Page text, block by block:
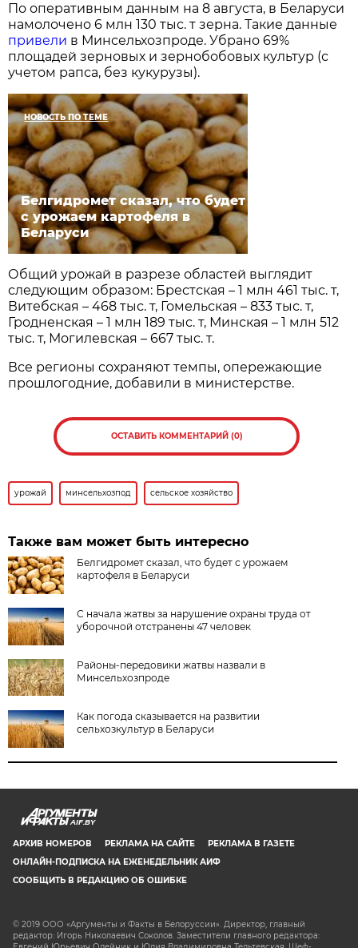
По оперативным данным на 8 августа, в Беларуси
намолочено 6 млн 130 тыс. т зерна. Такие данные
привели в Минсельхозпроде. Убрано 69%
площадей зерновых и зернобобовых культур (с
учетом рапса, без кукурузы).
НОВОСТЬ ПО ТЕМЕ
Белгидромет сказал, что будет
с урожаем картофеля в
Беларуси
Общий урожай в разрезе областей выглядит
следующим образом: Брестская – 1 млн 461 тыс. т,
Витебская – 468 тыс. т, Гомельская – 833 тыс. т,
Гродненская – 1 млн 189 тыс. т, Минская – 1 млн 512
тыс. т, Могилевская – 667 тыс. т.
Все регионы сохраняют темпы, опережающие
прошлогодние, добавили в министерстве.
ОСТАВИТЬ КОММЕНТАРИЙ (0)
урожай минсельхозпод сельское хозяйство
Также вам может быть интересно
Белгидромет сказал, что будет с урожаем
картофеля в Беларуси
С начала жатвы за нарушение охраны труда от
уборочной отстранены 47 человек
Районы-передовики жатвы назвали в
Минсельхозпроде
Как погода сказывается на развитии
сельхозкультур в Беларуси
AIF.BY
АРХИВ НОМЕРОВ РЕКЛАМА НА САЙТЕ
РЕКЛАМА В ГАЗЕТЕ
ОНЛАЙН-ПОДПИСКА НА ЕЖЕНЕДЕЛЬНИК АИФ
СООБЩИТЬ В РЕДАКЦИЮ ОБ ОШИБКЕ
© 2019 ООО «Аргументы и Факты в Белоруссии». Директор, главный
редактор: Игорь Николаевич Соколов. Заместители главного редактора: